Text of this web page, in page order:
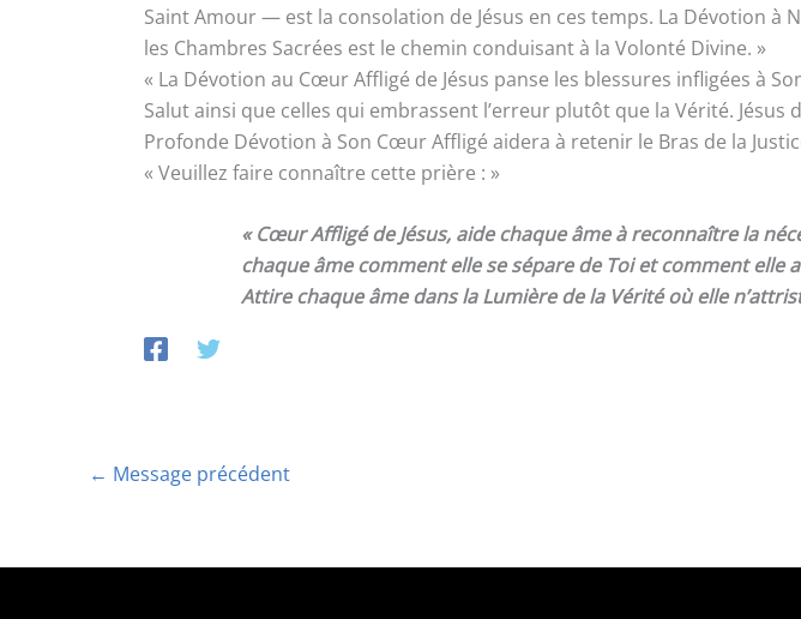
Saint Amour — est la consolation de Jésus en ces temps. La Dévotion
les Chambres Sacrées est le chemin conduisant à la Volonté Divine. »
« La Dévotion au Cœur Affligé de Jésus panse les blessures infligées à
Salut ainsi que celles qui embrassent l’erreur plutôt que la Vérité.
Profonde Dévotion à Son Cœur Affligé aidera à retenir le Bras de la
« Veuillez faire connaître cette prière : »
« Cœur Affligé de Jésus, aide chaque âme à reconnaître la
chaque âme comment elle se sépare de Toi et comment elle
Attire chaque âme dans la Lumière de la Vérité où elle
← Message précédent